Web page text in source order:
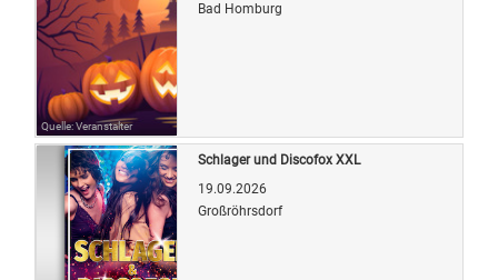
Quelle: Veranstalter
Bad Homburg
Schlager und Discofox XXL
19.09.2026
Großröhrsdorf